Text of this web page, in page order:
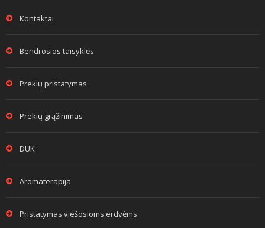
Kontaktai
Bendrosios taisyklės
Prekių pristatymas
Prekių grąžinimas
DUK
Aromaterapija
Pristatymas viešosioms erdvėms